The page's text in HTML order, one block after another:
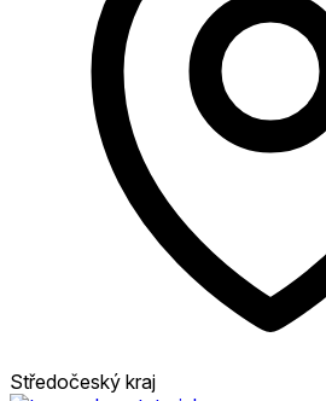
Středočeský kraj